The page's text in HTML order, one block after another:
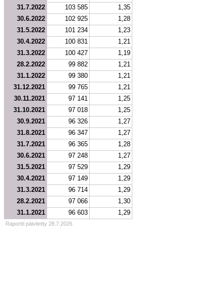
31.7.2022
103 585
1,35
30.6.2022
102 925
1,28
31.5.2022
101 234
1,23
30.4.2022
100 831
1,21
31.3.2022
100 427
1,19
28.2.2022
99 882
1,21
31.1.2022
99 380
1,21
31.12.2021
99 765
1,21
30.11.2021
97 141
1,25
31.10.2021
97 018
1,25
30.9.2021
96 326
1,27
31.8.2021
96 347
1,27
31.7.2021
96 365
1,28
30.6.2021
97 248
1,27
31.5.2021
97 529
1,29
30.4.2021
97 149
1,29
31.3.2021
96 714
1,29
28.2.2021
97 066
1,30
31.1.2021
96 603 1,29
Raportti päivitetty 28.7.2026